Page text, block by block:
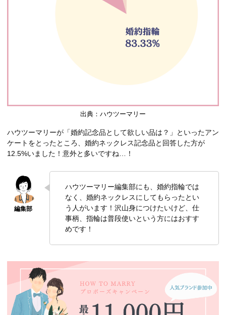
出典：ハウツーマリー
ハウツーマリーが「婚約記念品として欲しい品は？」といったアン
ケートをとったところ、婚約ネックレス記念品と回答した方が
12.5%いました！意外と多いですね…！
ハウツーマリー編集部にも、婚約指輪では
なく、婚約ネックレスにしてもらったとい
う人がいます！沢山身につけたいけど、仕
事柄、指輪は普段使いという方にはおすす
めです！